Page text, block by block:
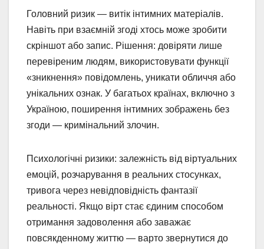
Головний ризик — витік інтимних матеріалів.
Навіть при взаємній згоді хтось може зробити
скріншот або запис. Рішення: довіряти лише
перевіреним людям, використовувати функції
«зникнення» повідомлень, уникати обличчя або
унікальних ознак. У багатьох країнах, включно з
Україною, поширення інтимних зображень без
згоди — кримінальний злочин.
Психологічні ризики: залежність від віртуальних
емоцій, розчарування в реальних стосунках,
тривога через невідповідність фантазії
реальності. Якщо вірт стає єдиним способом
отримання задоволення або заважає
повсякденному життю — варто звернутися до